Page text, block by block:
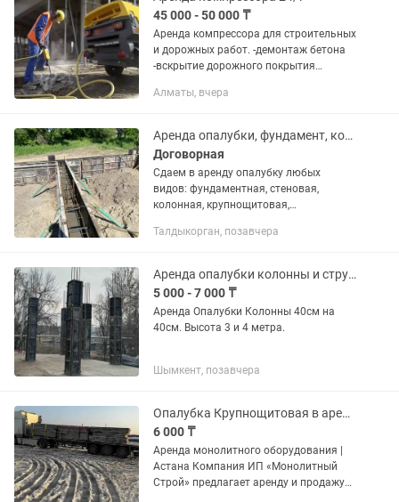
45 000 - 50 000 ₸
Аренда компрессора для строительных
и дорожных работ. -демонтаж бетона
-вскрытие дорожного покрытия
скважин -продувка поливной системы
Алматы, вчера
Аренда опалубки, фундамент, колонная, монолит, ригель, опалубка разная
Договорная
Сдаем в аренду опалубку любых
видов: фундаментная, стеновая,
колонная, крупнощитовая,
Большой ассортимент оборудования —
Талдыкорган, позавчера
Аренда опалубки колонны и струбцины телескопические стойки
5 000 - 7 000 ₸
Аренда Опалубки Колонны 40см на
40см. Высота 3 и 4 метра.
Шымкент, позавчера
Опалубка Крупнощитовая в аренду
6 000 ₸
Аренда монолитного оборудования |
Астана Компания ИП «Монолитный
Строй» предлагает аренду и продажу